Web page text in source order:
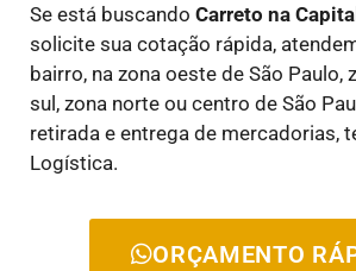
Se está buscando Carreto na
solicite sua cotação rápida,
bairro, na zona oeste de São Paulo,
sul, zona norte ou centro de São
retirada e entrega de mercadorias,
Logística.
ORÇAMENTO